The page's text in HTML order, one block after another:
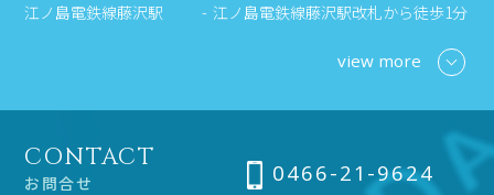
江ノ島電鉄線藤沢駅
江ノ島電鉄線藤沢駅改札から徒歩1分
view more
CONTACT
お問合せ 0466-21-9624